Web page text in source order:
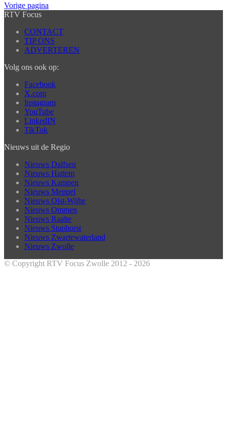
Vorige pagina
RTV Focus
CONTACT
TIP ONS
ADVERTEREN
Volg ons ook op:
Facebook
X.com
Instagram
YouTube
LinkedIN
TikTok
Nieuws uit de Regio
Nieuws Dalfsen
Nieuws Hattem
Nieuws Kampen
Nieuws Meppel
Nieuws Olst-Wijhe
Nieuws Ommen
Nieuws Raalte
Nieuws Staphorst
Nieuws Zwartewaterland
Nieuws Zwolle
© Copyright RTV Focus Zwolle 2012 - 2026